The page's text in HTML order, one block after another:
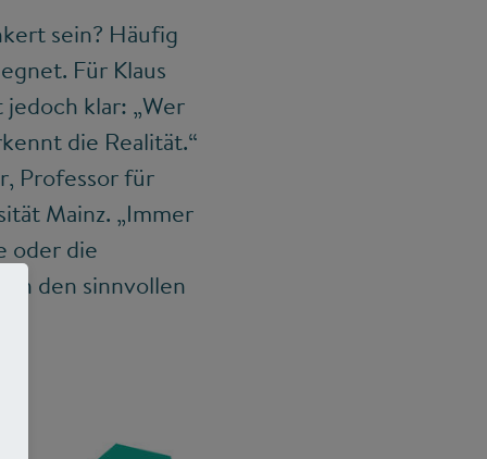
sein? Häufig
Für Klaus
klar: „Wer
die Realität.“
Professor für
Mainz. „Immer
oder die
den sinnvollen